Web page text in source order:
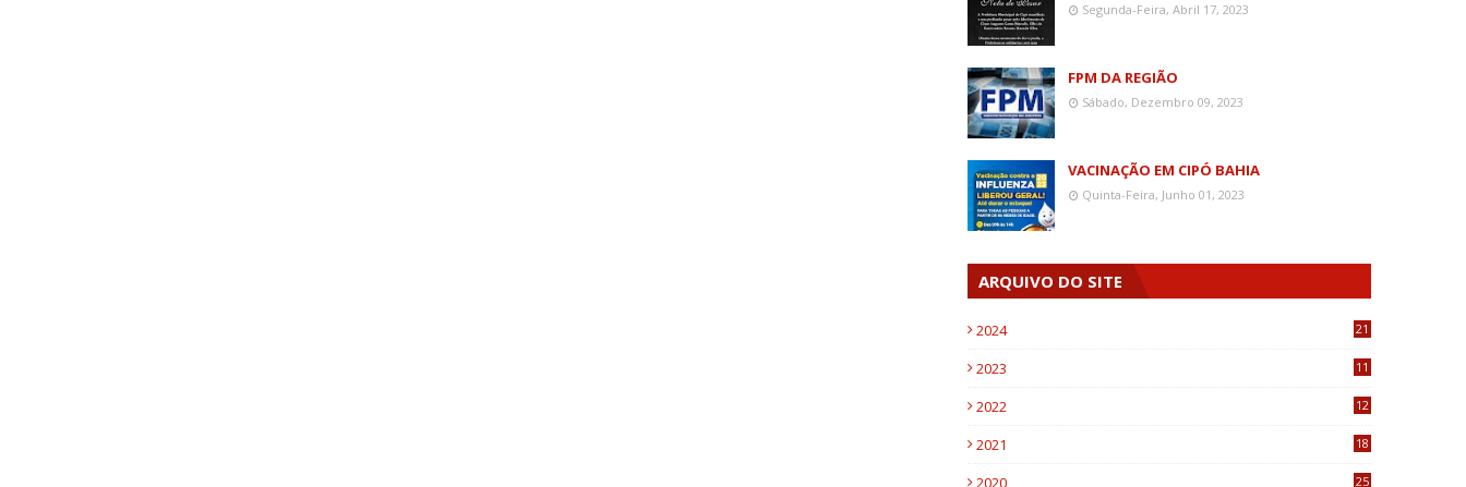
Segunda-Feira, Abril 17, 2023
FPM DA REGIÃO
Sábado, Dezembro 09, 2023
VACINAÇÃO EM CIPÓ BAHIA
Quinta-Feira, Junho 01, 2023
ARQUIVO DO SITE
2024 21
2023
11
2022
12
2021
18
2020 25